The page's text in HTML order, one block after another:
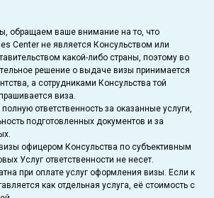
обращаем ваше внимание на то, что
Center не является Консульством или
какой-либо страны, поэтому во
решение о выдаче визы принимается
а сотрудниками Консульства той
виза.
ответственность за оказанные услуги,
подготовленных документов и за
офицером Консульства по субъективным
Услуг ответственности не несет.
при оплате услуг оформления визы. Если к
как отдельная услуга, её стоимость с